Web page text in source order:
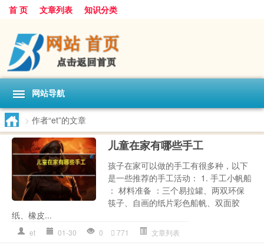
首 页 文章列表 知识分类
网站导航
> 作者“et”的文章
儿童在家有哪些手工
孩子在家可以做的手工有很多种，以下
是一些推荐的手工活动： 1. 手工小帆船
： 材料准备 ：三个易拉罐、两双环保
筷子、自画的纸片彩色船帆、双面胶
纸、橡皮...
et 01-30 0 771 文章列表